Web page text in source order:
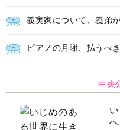
義実家について、義弟
ピアノの月謝、払うべ
中央
へ